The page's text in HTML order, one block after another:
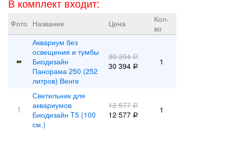
В комплект входит:
Фото Название Цена
Кол-
во
Аквариум без
освещения и тумбы
Биодизайн
Панорама 250 (252
литров) Венге
30 394Р
30 394 Р 1
Светильник для
аквариумов
Биодизайн T5 (100
см.)
12 577Р
12 577 Р
1